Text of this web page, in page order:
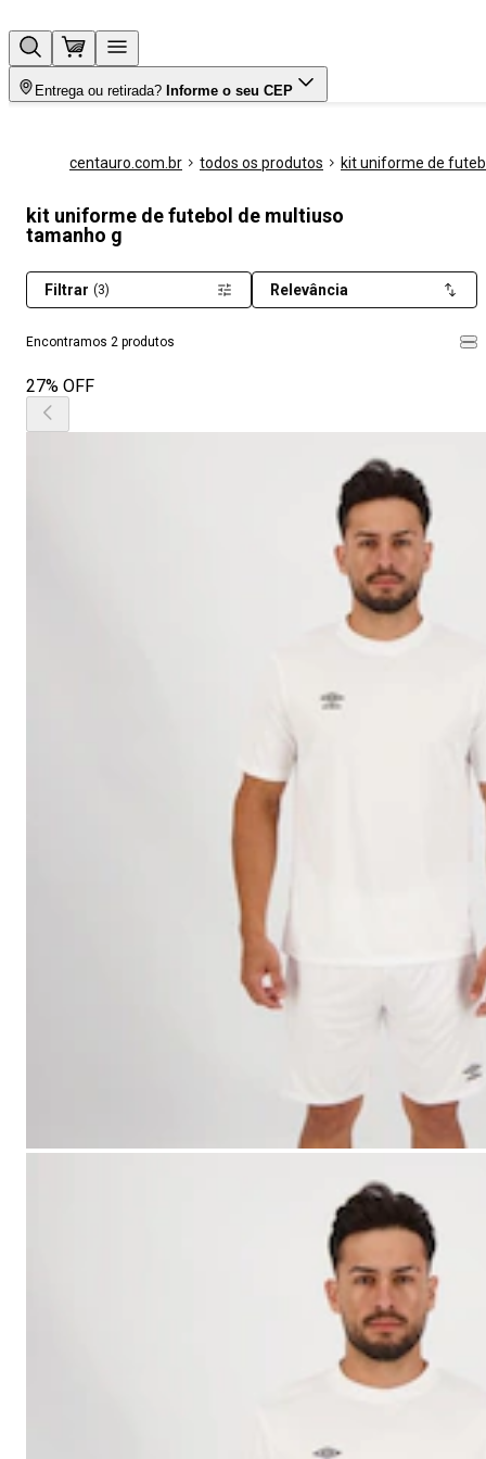
Entrega ou retirada? Informe o seu CEP
centauro.com.br todos os produtos kit uniforme de
kit uniforme de futebol de multiuso
tamanho g
Encontramos 2 produtos
Filtrar (3) Relevância
27% OFF